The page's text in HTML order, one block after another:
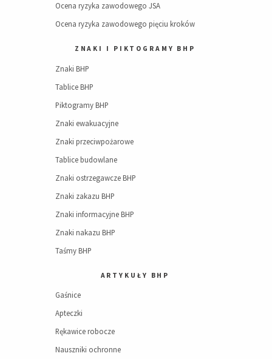
Ocena ryzyka zawodowego JSA
Ocena ryzyka zawodowego pięciu kroków
ZNAKI I PIKTOGRAMY BHP
Znaki BHP
Tablice BHP
Piktogramy BHP
Znaki ewakuacyjne
Znaki przeciwpożarowe
Tablice budowlane
Znaki ostrzegawcze BHP
Znaki zakazu BHP
Znaki informacyjne BHP
Znaki nakazu BHP
Taśmy BHP
ARTYKUŁY BHP
Gaśnice
Apteczki
Rękawice robocze
Nauszniki ochronne